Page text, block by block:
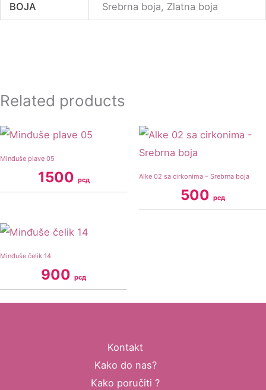
BOJA Srebrna boja, Zlatna boja
Related products
Minđuše plave 05
1500 рсд Alke 02 sa cirkonima – Srebrna boja
500 рсд
Minđuše čelik 14
900 рсд
Kontakt
Kako do nas?
Kako poručiti ?